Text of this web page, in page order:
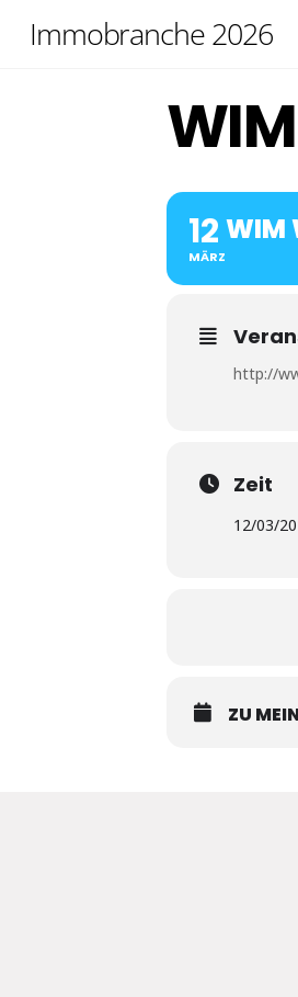
Immobranche 2026
12
MÄRZ
WIM
http://
Zeit
12/03/
ZU